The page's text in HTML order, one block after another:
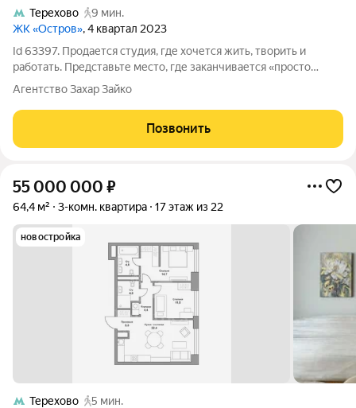
Терехово
9 мин.
ЖК «Остров», 4 квартал 2023
Id 63397. Продается студия, где хочется жить, творить и
работать. Представьте место, где заканчивается «просто
ремонт» и начинается искусство жить. Эта студия в
престижном ЖК «Остров» не просто «евро-двушка» или
«квартал-студия». Это авторский
Агентство Захар Зайко
Позвонить
55 000 000 ₽
64,4 м² 3-комн. квартира 17 этаж из 22
новостройка
Терехово
5 мин.